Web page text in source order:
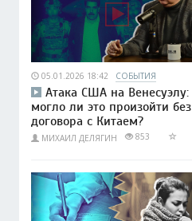
05.01.2026 18:42 СОБЫТИЯ
Атака США на Венесуэлу:
могло ли это произойти без
договора с Китаем?
МИХАИЛ ДЕЛЯГИН 853